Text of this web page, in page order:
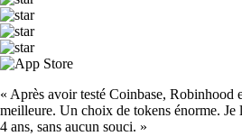
« Après avoir testé Coinbase, Robinhood
meilleure. Un choix de tokens énorme.
4 ans, sans aucun souci. »